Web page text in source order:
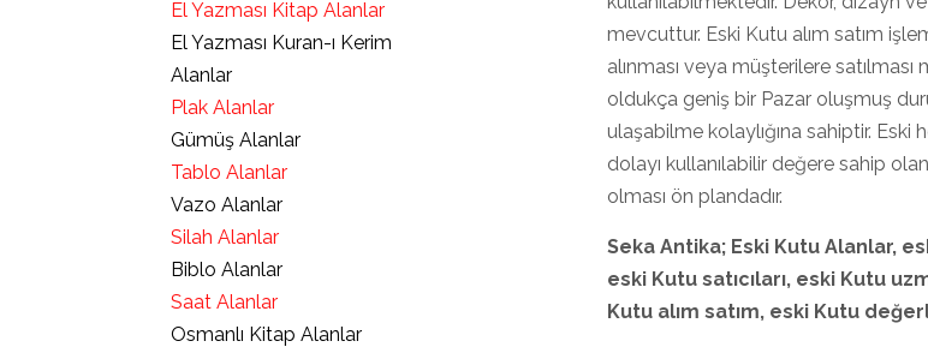
mevcuttur. Eski Kutu alım satım
alınması veya müşterilere satılması
oldukça geniş bir Pazar oluşmuş
ulaşabilme kolaylığına sahiptir. Eski
dolayı kullanılabilir değere sahip
olması ön plandadır.
Seka Antika; Eski Kutu Alanlar,
eski Kutu satıcıları, eski Kutu
Kutu alım satım, eski Kutu
El Yazması Kitap Alanlar
El Yazması Kuran-ı Kerim
Alanlar
Plak Alanlar
Gümüş Alanlar
Tablo Alanlar
Vazo Alanlar
Silah Alanlar
Biblo Alanlar
Saat Alanlar
Osmanlı Kitap Alanlar